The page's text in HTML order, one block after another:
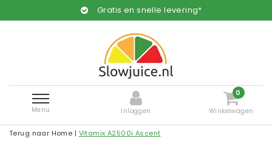
Gratis en snelle levering*
Menu Inloggen
0
Winkelwagen
Terug naar Home | Vitamix A2500i Ascent